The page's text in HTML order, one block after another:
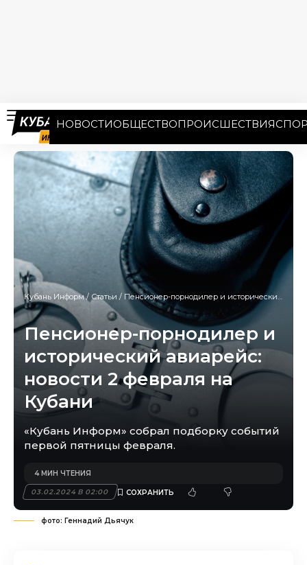
НОВОСТИОБЩЕСТВОПРОИСШЕСТВИЯ
Кубань Информ/ Статьи / Пенсионер-порнодилер и исторический авиарейс: новости 2 февраля на Кубани
Пенсионер-порнодилер и
исторический авиарейс:
новости 2 февраля на
Кубани
«Кубань Информ» собрал подборку событий
первой пятницы февраля.
03.02.2024 В 02:00
4 МИН ЧТЕНИЯ
фото: Геннадий Дьячук